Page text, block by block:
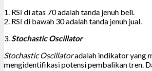
1. RSI di atas 70 adalah tanda jenuh beli.
2. RSI di bawah 30 adalah tanda jenuh jual.
3.Stochastic Oscillator
Stochastic Oscillatoradalah indikator yang
mengidentifikasi potensi pembalikan tren.